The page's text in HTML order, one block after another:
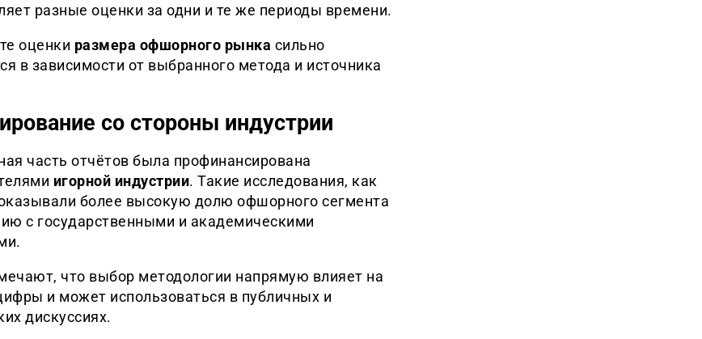
разные оценки за одни и те же периоды времени.
оценки размера офшорного рынка сильно
в зависимости от выбранного метода и источника
со стороны индустрии
часть отчётов была профинансирована
игорной индустрии. Такие исследования, как
более высокую долю офшорного сегмента
с государственными и академическими
что выбор методологии напрямую влияет на
и может использоваться в публичных и
дискуссиях.